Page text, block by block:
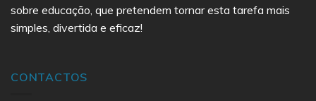
sobre educação, que pretendem tornar esta tarefa mais
simples, divertida e eficaz!
CONTACTOS